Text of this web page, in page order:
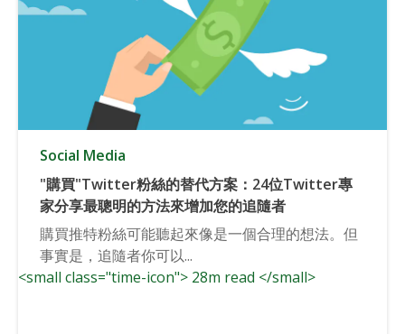
Social Media
"購買"Twitter粉絲的替代方案：24位Twitter專
家分享最聰明的方法來增加您的追隨者
購買推特粉絲可能聽起來像是一個合理的想法。但
事實是，追隨者你可以...
<small class="time-icon"> 28m read </small>